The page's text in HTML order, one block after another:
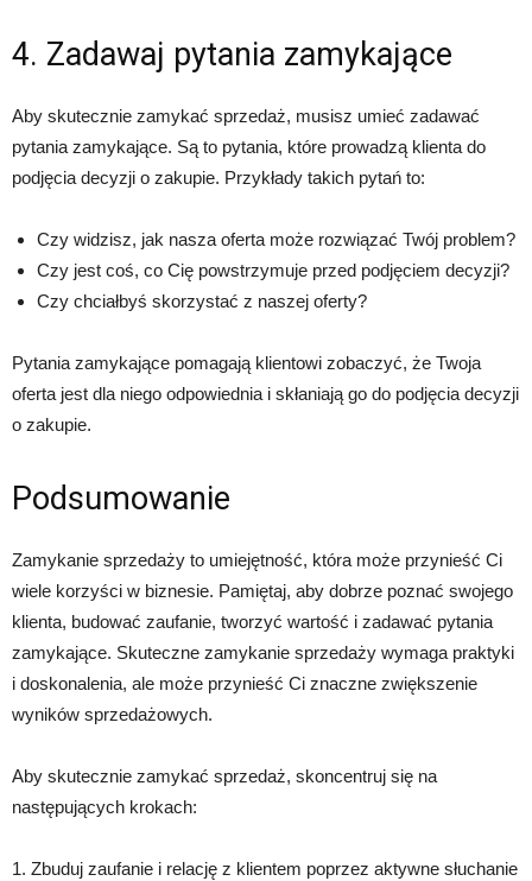
4. Zadawaj pytania zamykające
Aby skutecznie zamykać sprzedaż, musisz umieć zadawać
pytania zamykające. Są to pytania, które prowadzą klienta do
podjęcia decyzji o zakupie. Przykłady takich pytań to:
Czy widzisz, jak nasza oferta może rozwiązać Twój problem?
Czy jest coś, co Cię powstrzymuje przed podjęciem decyzji?
Czy chciałbyś skorzystać z naszej oferty?
Pytania zamykające pomagają klientowi zobaczyć, że Twoja
oferta jest dla niego odpowiednia i skłaniają go do podjęcia decyzji
o zakupie.
Podsumowanie
Zamykanie sprzedaży to umiejętność, która może przynieść Ci
wiele korzyści w biznesie. Pamiętaj, aby dobrze poznać swojego
klienta, budować zaufanie, tworzyć wartość i zadawać pytania
zamykające. Skuteczne zamykanie sprzedaży wymaga praktyki
i doskonalenia, ale może przynieść Ci znaczne zwiększenie
wyników sprzedażowych.
Aby skutecznie zamykać sprzedaż, skoncentruj się na
następujących krokach:
1. Zbuduj zaufanie i relację z klientem poprzez aktywne słuchanie